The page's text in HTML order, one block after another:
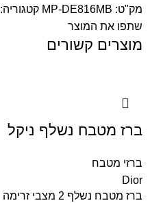
מק"ט: MP-DE816MB קטגוריה:
שתפו את המוצר
מוצרים קשורים
ברז מטבח נשלף ניקל
ברזי מטבח
Dior